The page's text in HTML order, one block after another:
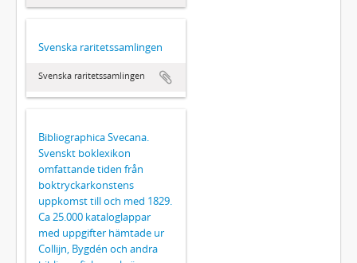
Svenska raritetssamlingen
Svenska raritetssamlingen
Bibliographica Svecana.
Svenskt boklexikon
omfattande tiden från
boktryckarkonstens
uppkomst till och med 1829.
Ca 25.000 kataloglappar
med uppgifter hämtade ur
Collijn, Bygdén och andra